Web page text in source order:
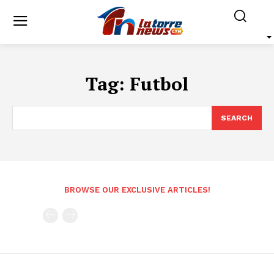
Tag: Futbol
SEARCH
BROWSE OUR EXCLUSIVE ARTICLES!